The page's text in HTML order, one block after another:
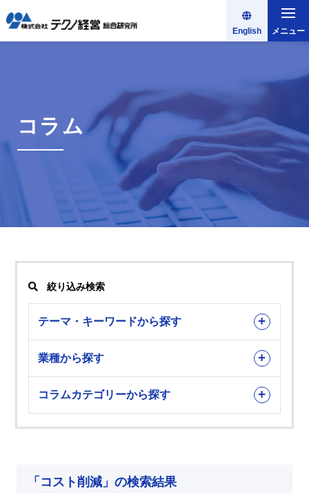
English メニュー
コラム
絞り込み検索
テーマ・キーワードから探す
業種から探す
コラムカテゴリーから探す
「コスト削減」の検索結果